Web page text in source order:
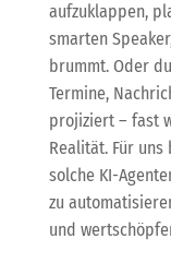
aufzuklappen,
smarten
brummt. Oder
Termine,
projiziert – fast
Realität. Für
solche KI-
zu
und